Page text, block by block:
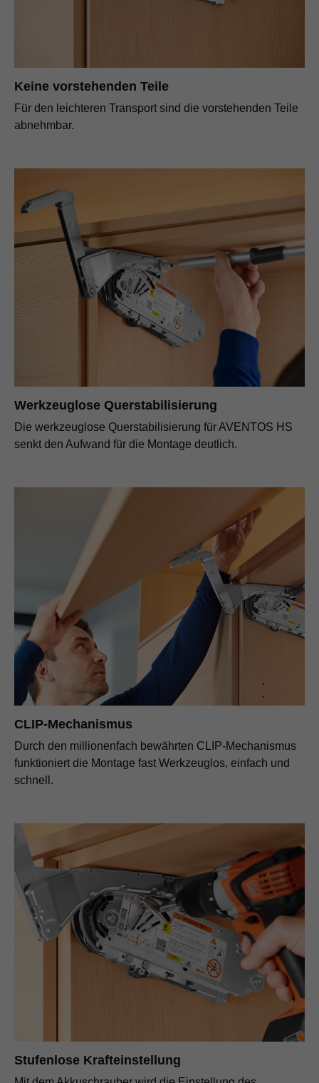
Keine vorstehenden Teile
Für den leichteren Transport sind die vorstehenden Teile
abnehmbar.
Werkzeuglose Querstabilisierung
Die werkzeuglose Querstabilisierung für AVENTOS HS
senkt den Aufwand für die Montage deutlich.
CLIP-Mechanismus
Durch den millionenfach bewährten CLIP-Mechanismus
funktioniert die Montage fast Werkzeuglos, einfach und
schnell.
Stufenlose Krafteinstellung